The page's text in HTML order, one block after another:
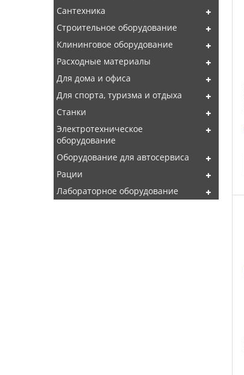
Сантехника
Строительное оборудование
Клининговое оборудование
Расходные материалы
Для дома и офиса
Для спорта, туризма и отдыха
Станки
Электротехническое
оборудование
Оборудование для автосервиса
Рации
Лабораторное оборудование